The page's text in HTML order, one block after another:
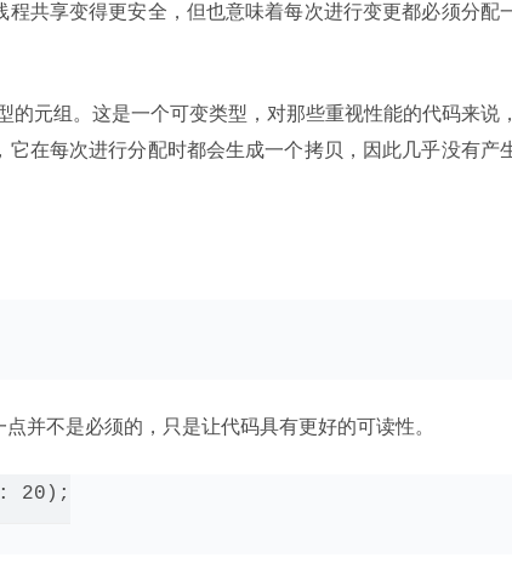
共享变得更安全，但也意味着每次进行变更都必须分配
的元组。这是一个可变类型，对那些重视性能的代码来说
在每次进行分配时都会生成一个拷贝，因此几乎没有产
并不是必须的，只是让代码具有更好的可读性。
20);